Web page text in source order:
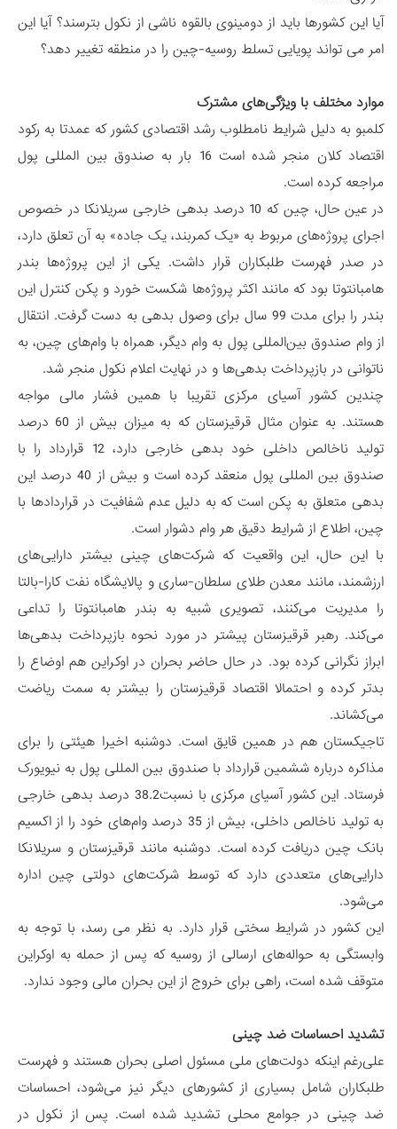
آیا این کشورها باید از دومینوی بالقوه ناشی از نکول بترسند؟ آیا این
امر می تواند پویایی تسلط روسیه-چین را در منطقه تغییر دهد؟
موارد مختلف با ویژگی‌های مشترک
کلمبو به دلیل شرایط نامطلوب رشد اقتصادی کشور که عمدتا به رکود
اقتصاد کلان منجر شده است 16 بار به صندوق بین المللی پول
مراجعه کرده است.
در عین حال، چین که 10 درصد بدهی خارجی سریلانکا در خصوص
اجرای پروژه‌های مربوط به «یک کمربند، یک جاده» به آن تعلق دارد،
در صدر فهرست طلبکاران قرار داشت. یکی از این پروژه‌ها بندر
هامبانتوتا بود که مانند اکثر پروژه‌ها شکست خورد و پکن کنترل این
بندر را برای مدت 99 سال برای وصول بدهی به دست گرفت. انتقال
از وام صندوق بین‌المللی پول به وام دیگر، همراه با وام‌های چین، به
ناتوانی در بازپرداخت بدهی‌ها و در نهایت اعلام نکول منجر شد.
چندین کشور آسیای مرکزی تقریبا با همین فشار مالی مواجه
هستند. به عنوان مثال قرقیزستان که به میزان بیش از 60 درصد
تولید ناخالص داخلی خود بدهی خارجی دارد، 12 قرارداد را با
صندوق بین المللی پول منعقد کرده است و بیش از 40 درصد این
بدهی متعلق به پکن است که به دلیل عدم شفافیت در قراردادها با
چین، اطلاع از شرایط دقیق هر وام دشوار است.
با این حال، این واقعیت که شرکت‌های چینی بیشتر دارایی‌های
ارزشمند، مانند معدن طلای سلطان-ساری و پالایشگاه نفت کارا-بالتا
را مدیریت می‌کنند، تصویری شبیه به بندر هامبانتوتا را تداعی
می‌کند. رهبر قرقیزستان پیشتر در مورد نحوه بازپرداخت بدهی‌ها
ابراز نگرانی کرده بود. در حال حاضر بحران در اوکراین هم اوضاع را
بدتر کرده و احتمالا اقتصاد قرقیزستان را بیشتر به سمت ریاضت
می‌کشاند.
تاجیکستان هم در همین قایق است. دوشنبه اخیرا هیئتی را برای
مذاکره درباره ششمین قرارداد با صندوق بین المللی پول به نیویورک
فرستاد. این کشور آسیای مرکزی با نسبت38.2 درصد بدهی خارجی
به تولید ناخالص داخلی، بیش از 35 درصد وام‌های خود را از اکسیم
بانک چین دریافت کرده است. دوشنبه مانند قرقیزستان و سریلانکا
دارایی‌های متعددی دارد که توسط شرکت‌های دولتی چین اداره
می‌شود.
این کشور در شرایط سختی قرار دارد. به نظر می رسد، با توجه به
وابستگی به حواله‌های ارسالی از روسیه که پس از حمله به اوکراین
متوقف شده است، راهی برای خروج از این بحران مالی وجود ندارد.
تشدید احساسات ضد چینی
علی‌رغم اینکه دولت‌های ملی مسئول اصلی بحران هستند و فهرست
طلبکاران شامل بسیاری از کشورهای دیگر نیز می‌شود، احساسات
ضد چینی در جوامع محلی تشدید شده است. پس از نکول در